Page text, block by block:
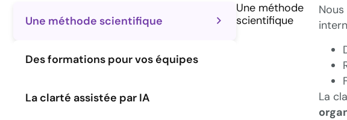
Une méthode scientifique
Des formations pour vos équipes
La clarté assistée par IA
Une méthode
scientifique
La